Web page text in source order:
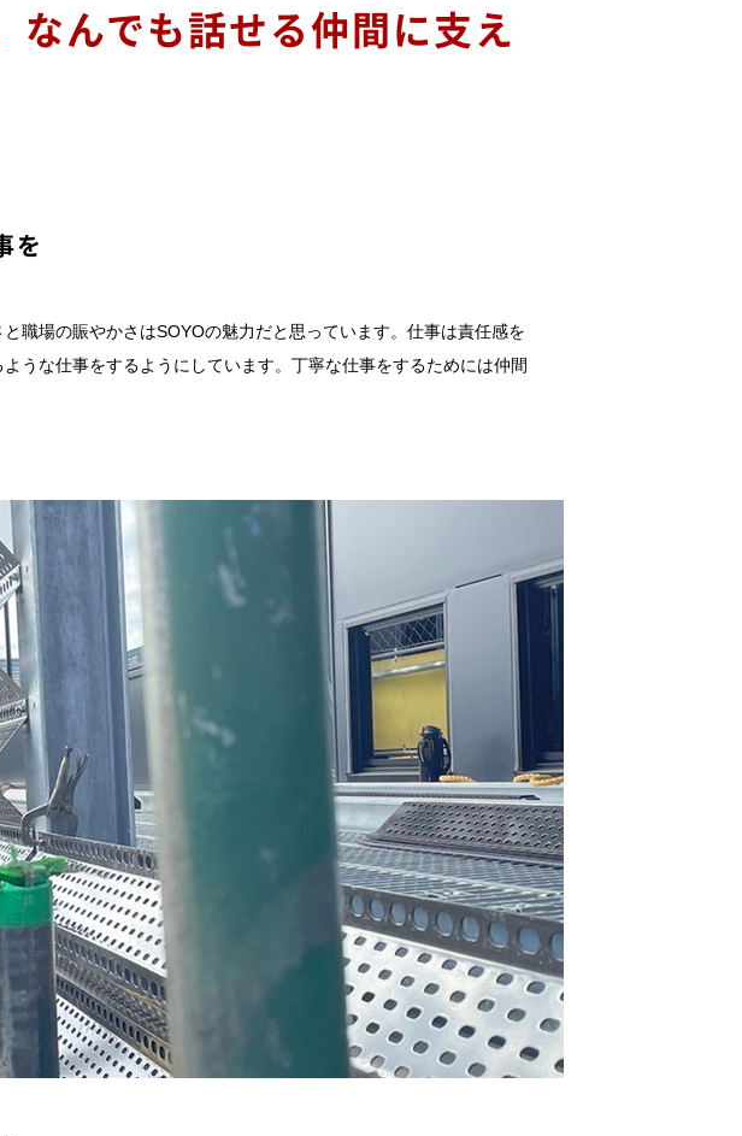
んでも話せる仲間に支え
を
職場の賑やかさはSOYOの魅力だと思っています。仕事は責任感を
うな仕事をするようにしています。丁寧な仕事をするためには仲間